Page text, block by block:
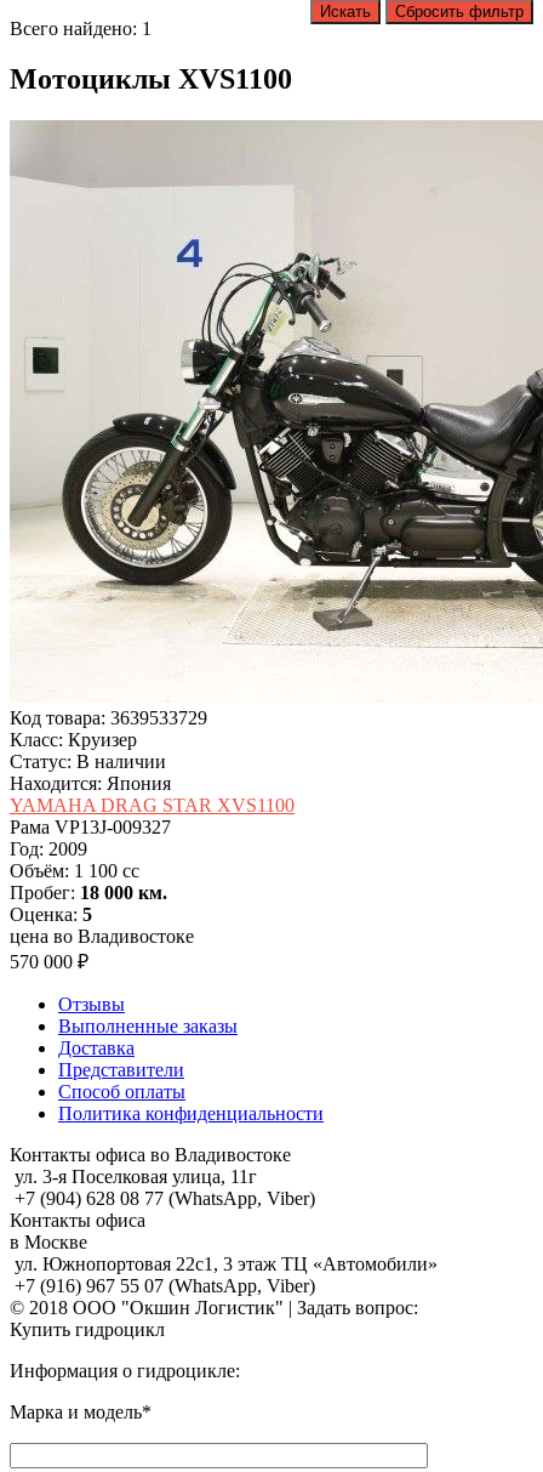
Искать Сбросить фильтр
Всего найдено: 1
Мотоциклы XVS1100
Код товара: 3639533729
Класс: Круизер
Статус: В наличии
Находится: Япония
YAMAHA DRAG STAR XVS1100
Рама VP13J-009327
Год: 2009
Объём: 1 100 cc
Пробег: 18 000 км.
Оценка: 5
цена во Владивостоке
570 000 ₽
Отзывы
Выполненные заказы
Доставка
Представители
Способ оплаты
Политика конфиденциальности
Контакты офиса во Владивостоке
ул. 3-я Поселковая улица, 11г
+7 (904) 628 08 77 (WhatsApp, Viber)
Контакты офиса
в Москве
ул. Южнопортовая 22с1, 3 этаж ТЦ «Автомобили»
+7 (916) 967 55 07 (WhatsApp, Viber)
© 2018 ООО "Окшин Логистик" | Задать вопрос:
Купить гидроцикл
Информация о гидроцикле:
Марка и модель*